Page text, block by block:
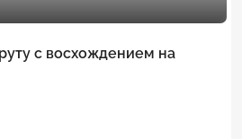
с восхождением на